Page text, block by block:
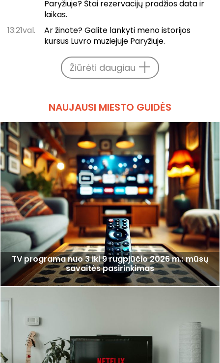
Paryžiuje? Štai rezervacijų pradžios data ir
laikas.
13:21val.
Ar žinote? Galite lankyti meno istorijos
kursus Luvro muziejuje Paryžiuje.
Žiūrėti daugiau
NAUJAUSI MIESTO GUIDĖS
TV programa nuo 3 iki 9 rugpjūčio 2026 m.: mūsų
savaitės pasirinkimas